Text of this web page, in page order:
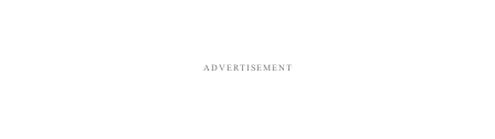
ADVERTISEMENT